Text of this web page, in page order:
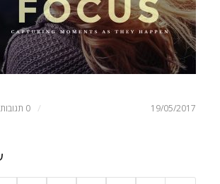
19/05/2017
/ 0 תגובות